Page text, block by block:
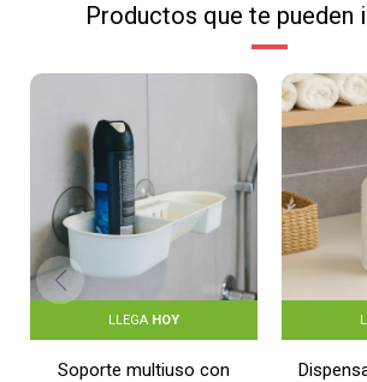
Productos que te pueden
LLEGA HOY
Soporte multiuso con